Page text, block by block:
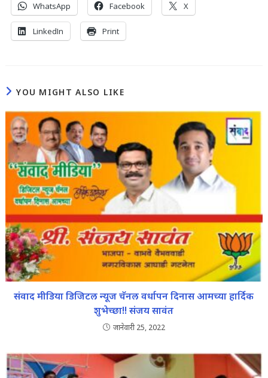
WhatsApp Facebook X
LinkedIn Print
YOU MIGHT ALSO LIKE
संवाद मीडिया डिजिटल न्यूज चॅनल वर्धापन दिनास आमच्या हार्दिक
शुभेच्छा!! संजय सावंत
जानेवारी 25, 2022